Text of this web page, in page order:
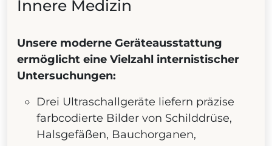
Innere Medizin
Unsere moderne Geräteausstattung
ermöglicht eine Vielzahl internistischer
Untersuchungen:
Drei Ultraschallgeräte liefern präzise
farbcodierte Bilder von Schilddrüse,
Halsgefäßen, Bauchorganen,